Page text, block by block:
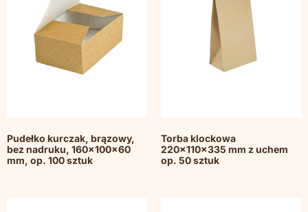
Pudełko kurczak, brązowy,
bez nadruku, 160x100x60
mm, op. 100 sztuk
Torba klockowa
220x110x335 mm z uchem
op. 50 sztuk